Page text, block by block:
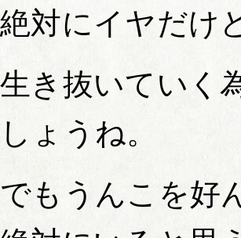
絶対にイヤだけ
生き抜いていく
しょうね。
でもうんこを好